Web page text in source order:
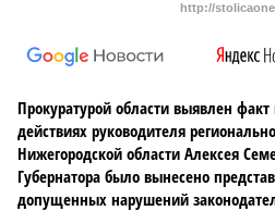
http://
Прокуратурой области выявлен
действиях руководителя
Нижегородской области Алексея
Губернатора было вынесено
допущенных нарушений